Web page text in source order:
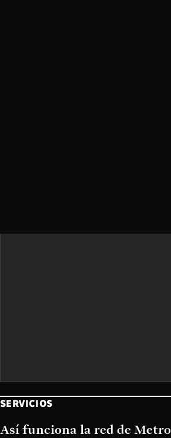
SERVICIOS
Así funciona la red de Metro